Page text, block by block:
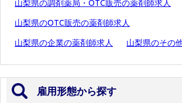
山梨県の調剤薬局・OTC販売の薬剤師求人
山梨県のOTC販売の薬剤師求人
山梨県の企業の薬剤師求人 山梨県のその
雇用形態から探す